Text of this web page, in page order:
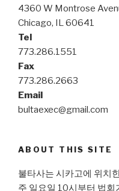
4360 W Montrose
Chicago, IL 60641
Tel
773.286.1551
Fax
773.286.2663
Email
bultaexec@gmail.com
ABOUT THIS SITE
불타사는 시카고에 위치
주 일요일 10시부터 법회